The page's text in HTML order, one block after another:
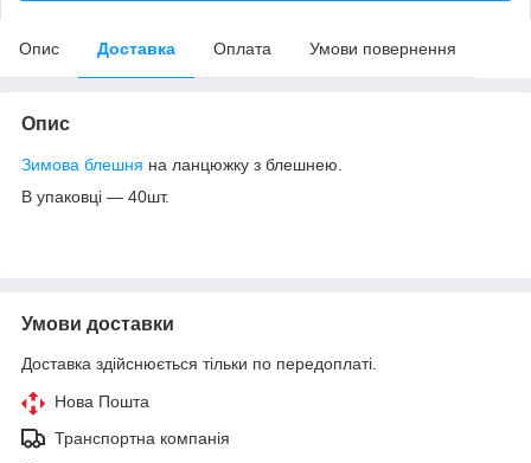
Опис Доставка Оплата Умови повернення
Опис
Зимова блешня на ланцюжку з блешнею.
В упаковці ― 40шт.
Умови доставки
Доставка здійснюється тільки по передоплаті.
Нова Пошта
Транспортна компанія